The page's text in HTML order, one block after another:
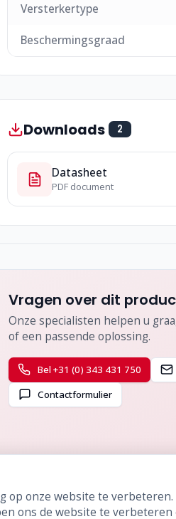
Versterkertype
Beschermingsgraad
Downloads 2
Datasheet
PDF document
Vragen over dit
Onze specialisten helpen u
of een passende oplossing.
Bel +31 (0) 343 431 750
Contactformulier
op onze website te
ons de website te